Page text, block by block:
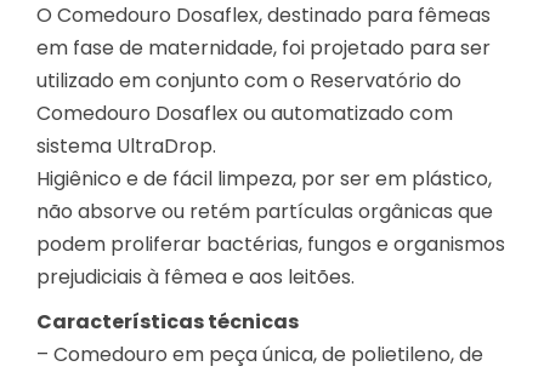
O Comedouro Dosaflex, destinado para fêmeas
em fase de maternidade, foi projetado para ser
utilizado em conjunto com o Reservatório do
Comedouro Dosaflex ou automatizado com
sistema UltraDrop.
Higiênico e de fácil limpeza, por ser em plástico,
não absorve ou retém partículas orgânicas que
podem proliferar bactérias, fungos e organismos
prejudiciais à fêmea e aos leitões.
Características técnicas
– Comedouro em peça única, de polietileno, de